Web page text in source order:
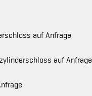
auf Anfrage
auf Anfrage